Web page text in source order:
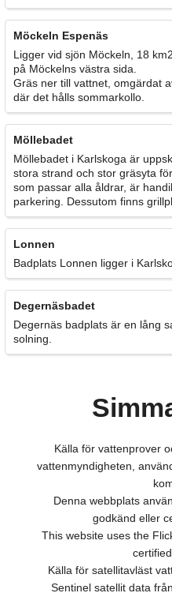
Möckeln Espenäs
Ligger vid sjön Möckeln, 18
på Möckelns västra sida.
Gräs ner till vattnet, omgärdat
där det hålls sommarkollo.
Möllebadet
Möllebadet i Karlskoga är
stora strand och stor gräsyta
som passar alla åldrar, är
parkering. Dessutom finns
Lonnen
Badplats Lonnen ligger i
Degernäsbadet
Degernäs badplats är en lång
solning.
Källa för vattenprover
vattenmyndigheten,
Denna webbplats
godkänd eller
This website uses the
Källa för satellitavläst
Sentinel satellit data